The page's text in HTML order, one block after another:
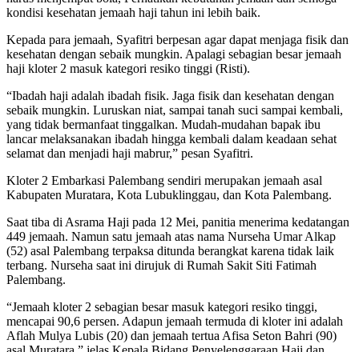
kondisi kesehatan jemaah haji tahun ini lebih baik.
Kepada para jemaah, Syafitri berpesan agar dapat menjaga fisik dan
kesehatan dengan sebaik mungkin. Apalagi sebagian besar jemaah
haji kloter 2 masuk kategori resiko tinggi (Risti).
“Ibadah haji adalah ibadah fisik. Jaga fisik dan kesehatan dengan
sebaik mungkin. Luruskan niat, sampai tanah suci sampai kembali,
yang tidak bermanfaat tinggalkan. Mudah-mudahan bapak ibu
lancar melaksanakan ibadah hingga kembali dalam keadaan sehat
selamat dan menjadi haji mabrur,” pesan Syafitri.
Kloter 2 Embarkasi Palembang sendiri merupakan jemaah asal
Kabupaten Muratara, Kota Lubuklinggau, dan Kota Palembang.
Saat tiba di Asrama Haji pada 12 Mei, panitia menerima kedatangan
449 jemaah. Namun satu jemaah atas nama Nurseha Umar Alkap
(52) asal Palembang terpaksa ditunda berangkat karena tidak laik
terbang. Nurseha saat ini dirujuk di Rumah Sakit Siti Fatimah
Palembang.
“Jemaah kloter 2 sebagian besar masuk kategori resiko tinggi,
mencapai 90,6 persen. Adapun jemaah termuda di kloter ini adalah
Aflah Mulya Lubis (20) dan jemaah tertua Afisa Seton Bahri (90)